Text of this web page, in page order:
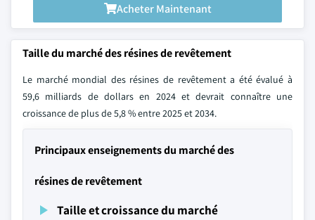
Acheter Maintenant
Taille du marché des résines de revêtement
Le marché mondial des résines de revêtement a été évalué à
59,6 milliards de dollars en 2024 et devrait connaître une
croissance de plus de 5,8 % entre 2025 et 2034.
Principaux enseignements du marché des
résines de revêtement
Taille et croissance du marché